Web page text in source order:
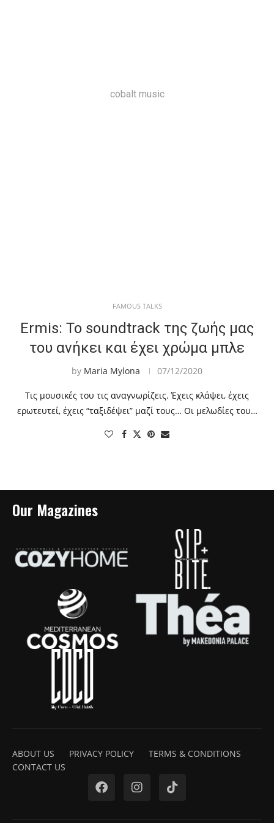
cobalt music
FAMOUS TALKS
Ermis: Το soundtrack της ζωής μας
του ανήκει και έχει χρώμα μπλε
by Maria Mylona 07/12/2020
Τις μουσικές του τις αναγνωρίζεις. Έχεις κλάψει, έχεις
ερωτευτεί, έχεις “ταξιδέψει” μαζί τους… Οι μελωδίες του…
Our Magazines
ABOUT US PRIVACY POLICY
TERMS & CONDITIONS
CONTACT US